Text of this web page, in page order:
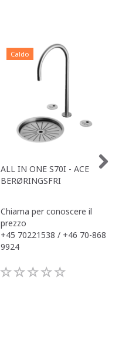
Caldo
ALL IN ONE S70I - ACE
BERØRINGSFRI
Chiama per conoscere il
prezzo
+45 70221538 / +46 70-868
9924